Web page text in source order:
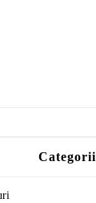
Categorii